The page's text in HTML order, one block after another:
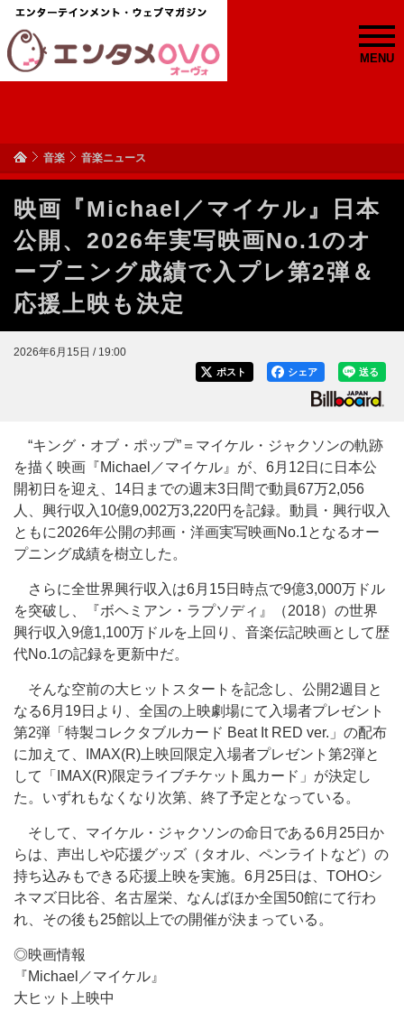
MENU
音楽 音楽ニュース
映画『Michael／マイケル』日本
公開、2026年実写映画No.1のオ
ープニング成績で入プレ第2弾＆
応援上映も決定
2026年6月15日 / 19:00
送る
シェア
ポスト
“キング・オブ・ポップ”＝マイケル・ジャクソンの軌跡
を描く映画『Michael／マイケル』が、6月12日に日本公
開初日を迎え、14日までの週末3日間で動員67万2,056
人、興行収入10億9,002万3,220円を記録。動員・興行収入
ともに2026年公開の邦画・洋画実写映画No.1となるオー
プニング成績を樹立した。
さらに全世界興行収入は6月15日時点で9億3,000万ドル
を突破し、『ボヘミアン・ラプソディ』（2018）の世界
興行収入9億1,100万ドルを上回り、音楽伝記映画として歴
代No.1の記録を更新中だ。
そんな空前の大ヒットスタートを記念し、公開2週目と
なる6月19日より、全国の上映劇場にて入場者プレゼント
第2弾「特製コレクタブルカード Beat It RED ver.」の配布
に加えて、IMAX(R)上映回限定入場者プレゼント第2弾と
して「IMAX(R)限定ライブチケット風カード」が決定し
た。いずれもなくなり次第、終了予定となっている。
そして、マイケル・ジャクソンの命日である6月25日か
らは、声出しや応援グッズ（タオル、ペンライトなど）の
持ち込みもできる応援上映を実施。6月25日は、TOHOシ
ネマズ日比谷、名古屋栄、なんばほか全国50館にて行わ
れ、その後も25館以上での開催が決まっている。
◎映画情報
『Michael／マイケル』
大ヒット上映中